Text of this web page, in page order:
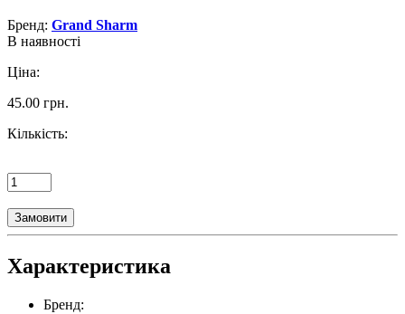
Бренд: Grand Sharm
В наявності
Ціна:
45.00 грн.
Кількість:
Замовити
Характеристика
Бренд: